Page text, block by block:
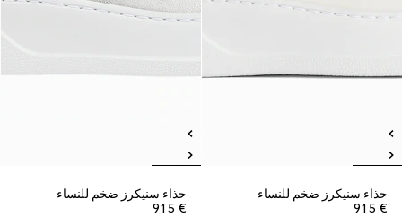
حذاء سنيكرز ضخم للنساء
€ 915
حذاء سنيكرز ضخم للنساء
€ 915